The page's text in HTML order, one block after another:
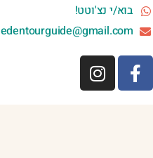
בוא/י נצ'וטט!
edentourguide@gmail.com